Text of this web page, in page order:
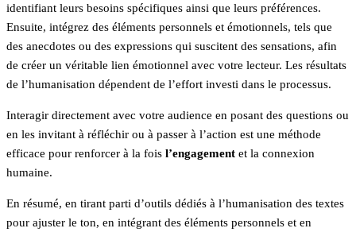
identifiant leurs besoins spécifiques ainsi que leurs préférences.
Ensuite, intégrez des éléments personnels et émotionnels, tels que
des anecdotes ou des expressions qui suscitent des sensations, afin
de créer un véritable lien émotionnel avec votre lecteur. Les résultats
de l’humanisation dépendent de l’effort investi dans le processus.
Interagir directement avec votre audience en posant des questions ou
en les invitant à réfléchir ou à passer à l’action est une méthode
efficace pour renforcer à la fois l’engagement et la connexion
humaine.
En résumé, en tirant parti d’outils dédiés à l’humanisation des textes
pour ajuster le ton, en intégrant des éléments personnels et en